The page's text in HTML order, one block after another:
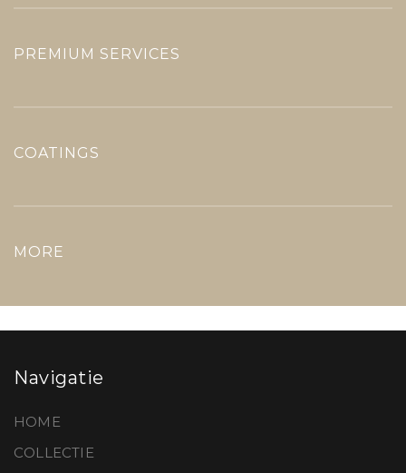
PREMIUM SERVICES
COATINGS
MORE
Navigatie
HOME
COLLECTIE